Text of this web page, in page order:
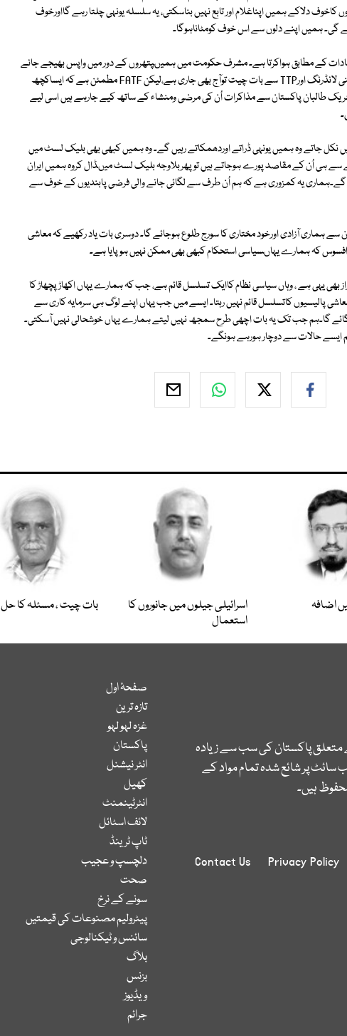
کاخوف دلاکے ہمیں اپناغلام اور تابع نہیں بناسکتی، یہ سلسلہ یونہی چلتا رہے گااورخوف
گی۔ ہمیں اپنے دلوں سے اس خوف کومٹاناہوگا۔
کے مطابق ہواکرتا ہے۔ مشرف حکومت میں ہمیںپتھروں کے دور میں واپس بھیجے جانے
کاخوف بھی کچھ ایسے مقاصد کے تحت دلایاگیا تھا۔ منی لانڈرنگ اورTTP سے بات چیت توآج بھی جاری ہے،لیکن FATF مطمئن ہے کہ ایساکچھ
طالبان پاکستان سے مذاکرات اُن کی مرضی ومنشاء کے ساتھ کیے جارہے ہیں اسی لیے
جاتے وہ ہمیں یونہی ڈراتے اوردھمکاتے رہیں گے۔ وہ ہمیں کبھی بھی بلیک لسٹ میں
ہی اُن کے مقاصد پورے ہوجاتے ہیں تو پھربلاوجہ بلیک لسٹ میںڈال کروہ ہمیں ایران
گے۔ہماری یہ کمزوری ہے کہ ہم اُن طرف سے لگائی جانے والی فرضی پابندیوں کے خوف سے
آزادی اورخود مختاری کا سورج طلوع ہوجائے گا۔ دوسری بات یاد رکھیے کہ معاشی
کہ ہمارے یہاںسیاسی استحکام کبھی بھی ممکن نہیں ہوپایا ہے۔
بھی یہی ہے ، وہاں سیاسی نظام کاایک تسلسل قائم ہے، جب کہ ہمارے یہاں اکھاڑپچھاڑ کا
پالیسیوں کاتسلسل قائم نہیں رہتا۔ ایسے میں جب یہاں اپنے لوگ ہی سرمایہ کاری سے
گا۔ہم جب تک یہ بات اچھی طرح سمجھ نہیں لیتے ہمارے یہاں خوشحالی نہیں آسکتی۔
ایسے حالات سے دوچار ہورہے ہونگے۔
اضافہ
اسرائیلی جیلوں میں جانوروں کا
استعمال
بات چیت ، مسئلہ کا حل
متعلق پاکستان کی سب سے زیادہ
پر شائع شدہ تمام مواد کے
ہیں۔
Privacy Policy
Contact Us
صفحۂ اول
تازہ ترین
غزہ لہو لہو
پاکستان
انٹر نیشنل
کھیل
انٹرٹینمنٹ
لائف اسٹائل
ٹاپ ٹرینڈ
دلچسپ و عجیب
صحت
سونے کے نرخ
پیٹرولیم مصنوعات کی قیمتیں
سائنس و ٹیکنالوجی
بلاگ
بزنس
ویڈیوز
جرائم